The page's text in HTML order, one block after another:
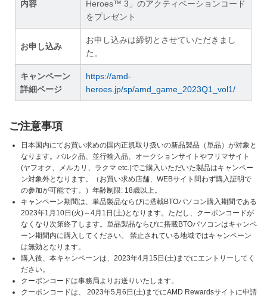
内容
Heroes™ 3」のアクティベーションコード
をプレゼント
お申し込み
お申し込みは締切とさせていただきまし
た。
キャンペーン
詳細ページ
https://amd-
heroes.jp/sp/amd_game_2023Q1_vol1/
ご注意事項
日本国内にてお買い求めの国内正規取り扱いの新品製品（単品）が対象と
なります。バルク品、並行輸入品、オークションサイトやフリマサイト
(ヤフオク、メルカリ、ラクマ etc.)でご購入いただいた製品はキャンペー
ン対象外となります。（お買い求め店舗、WEBサイト問わず購入証明で
の参加が可能です。）年齢制限: 18歳以上。
キャンペーン期間は、単品製品ならびに搭載BTOパソコン購入期間である
2023年1月10日(火)～4月1日(土)となります。ただし、クーポンコードが
なくなり次第終了します。単品製品ならびに搭載BTOパソコンはキャンペ
ーン期間内に購入してください。 禁止されている地域ではキャンペーン
は無効となります。
購入後、本キャンペーンは、2023年4月15日(土)までにエントリーしてく
ださい。
クーポンコードは事務局よりお送りいたします。
クーポンコードは、 2023年5月6日(土)までにAMD Rewardsサイトに申請